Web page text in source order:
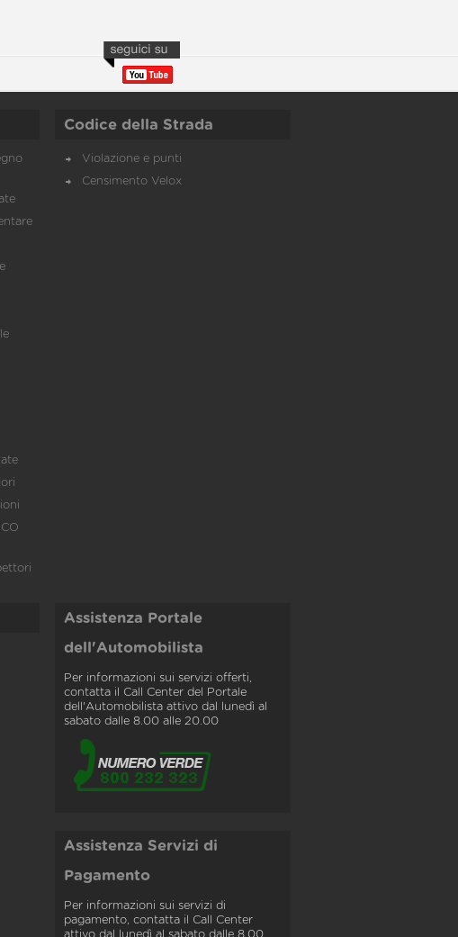
Codice della Strada
Violazione e punti
Censimento Velox
Assistenza Portale
dell'Automobilista
Per informazioni sui servizi offerti,
contatta il Call Center del Portale
dell'Automobilista attivo dal lunedì al
sabato dalle 8.00 alle 20.00
Assistenza Servizi di
Pagamento
Per informazioni sui servizi di
pagamento, contatta il Call Center